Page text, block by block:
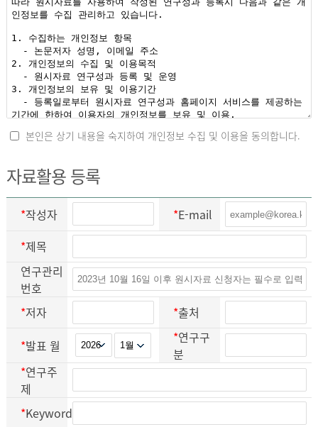
본인은 상기 내용을 숙지하여 개인정보 수집 및 이용을 동의합니다.
자료활용 등록
*작성자 *E-mail
*제목
연구관리
번호
*저자 *출처
*발표 월 *연구구
분
*연구주
제
*Keyword